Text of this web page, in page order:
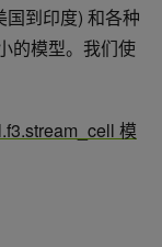
到印度) 和各种
的模型。我们使
模